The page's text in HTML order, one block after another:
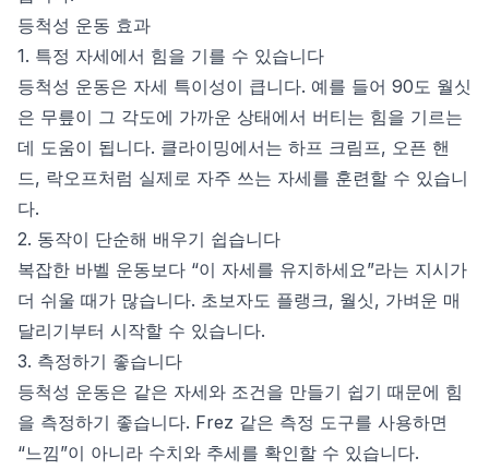
등척성 운동 효과
1. 특정 자세에서 힘을 기를 수 있습니다
등척성 운동은 자세 특이성이 큽니다. 예를 들어 90도 월싯
은 무릎이 그 각도에 가까운 상태에서 버티는 힘을 기르는
데 도움이 됩니다. 클라이밍에서는 하프 크림프, 오픈 핸
드, 락오프처럼 실제로 자주 쓰는 자세를 훈련할 수 있습니
다.
2. 동작이 단순해 배우기 쉽습니다
복잡한 바벨 운동보다 “이 자세를 유지하세요”라는 지시가
더 쉬울 때가 많습니다. 초보자도 플랭크, 월싯, 가벼운 매
달리기부터 시작할 수 있습니다.
3. 측정하기 좋습니다
등척성 운동은 같은 자세와 조건을 만들기 쉽기 때문에 힘
을 측정하기 좋습니다. Frez 같은 측정 도구를 사용하면
“느낌”이 아니라 수치와 추세를 확인할 수 있습니다.